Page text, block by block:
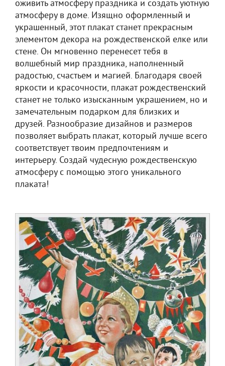
оживить атмосферу праздника и создать уютную
атмосферу в доме. Изящно оформленный и
украшенный, этот плакат станет прекрасным
элементом декора на рождественской елке или
стене. Он мгновенно перенесет тебя в
волшебный мир праздника, наполненный
радостью, счастьем и магией. Благодаря своей
яркости и красочности, плакат рождественский
станет не только изысканным украшением, но и
замечательным подарком для близких и
друзей. Разнообразие дизайнов и размеров
позволяет выбрать плакат, который лучше всего
соответствует твоим предпочтениям и
интерьеру. Создай чудесную рождественскую
атмосферу с помощью этого уникального
плаката!